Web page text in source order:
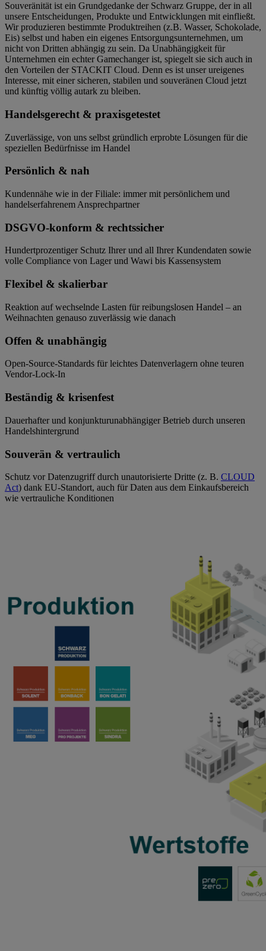
Souveränität ist ein Grundgedanke der Schwarz Gruppe, der in all
unsere Entscheidungen, Produkte und Entwicklungen mit einfließt.
Wir produzieren bestimmte Produktreihen (z.B. Wasser, Schokolade,
Eis) selbst und haben ein eigenes Entsorgungsunternehmen, um
nicht von Dritten abhängig zu sein. Da Unabhängigkeit für
Unternehmen ein echter Gamechanger ist, spiegelt sie sich auch in
den Vorteilen der STACKIT Cloud. Denn es ist unser ureigenes
Interesse, mit einer sicheren, stabilen und souveränen Cloud jetzt
und künftig völlig autark zu bleiben.
Handelsgerecht & praxisgetestet
Zuverlässige, von uns selbst gründlich erprobte Lösungen für die
speziellen Bedürfnisse im Handel
Persönlich & nah
Kundennähe wie in der Filiale: immer mit persönlichem und
handelserfahrenem Ansprechpartner
DSGVO-konform & rechtssicher
Hundertprozentiger Schutz Ihrer und all Ihrer Kundendaten sowie
volle Compliance von Lager und Wawi bis Kassensystem
Flexibel & skalierbar
Reaktion auf wechselnde Lasten für reibungslosen Handel – an
Weihnachten genauso zuverlässig wie danach
Offen & unabhängig
Open-Source-Standards für leichtes Datenverlagern ohne teuren
Vendor-Lock-In
Beständig & krisenfest
Dauerhafter und konjunkturunabhängiger Betrieb durch unseren
Handelshintergrund
Souverän & vertraulich
Schutz vor Datenzugriff durch unautorisierte Dritte (z. B. CLOUD
Act) dank EU-Standort, auch für Daten aus dem Einkaufsbereich
wie vertrauliche Konditionen